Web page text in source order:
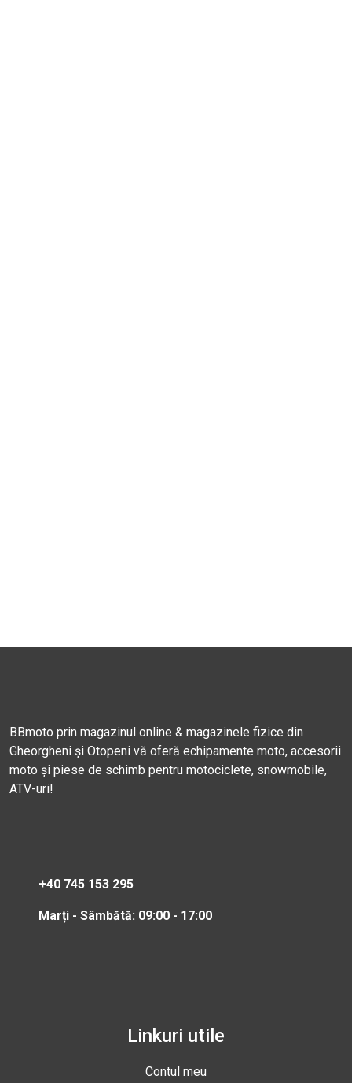
BBmoto prin magazinul online & magazinele fizice din
Gheorgheni și Otopeni vă oferă echipamente moto, accesorii
moto și piese de schimb pentru motociclete, snowmobile,
ATV-uri!
+40 745 153 295
Marți - Sâmbătă: 09:00 - 17:00
Linkuri utile
Contul meu